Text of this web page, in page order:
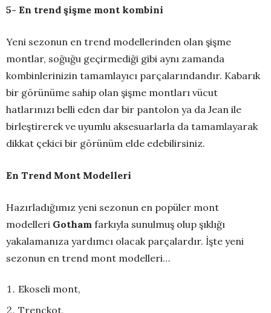
5- En trend şişme mont kombini
Yeni sezonun en trend modellerinden olan şişme
montlar, soğuğu geçirmediği gibi aynı zamanda
kombinlerinizin tamamlayıcı parçalarındandır. Kabarık
bir görünüme sahip olan şişme montları vücut
hatlarınızı belli eden dar bir pantolon ya da Jean ile
birleştirerek ve uyumlu aksesuarlarla da tamamlayarak
dikkat çekici bir görünüm elde edebilirsiniz.
En Trend Mont Modelleri
Hazırladığımız yeni sezonun en popüler mont
modelleri Gotham farkıyla sunulmuş olup şıklığı
yakalamanıza yardımcı olacak parçalardır. İşte yeni
sezonun en trend mont modelleri…
Ekoseli mont,
Trençkot,